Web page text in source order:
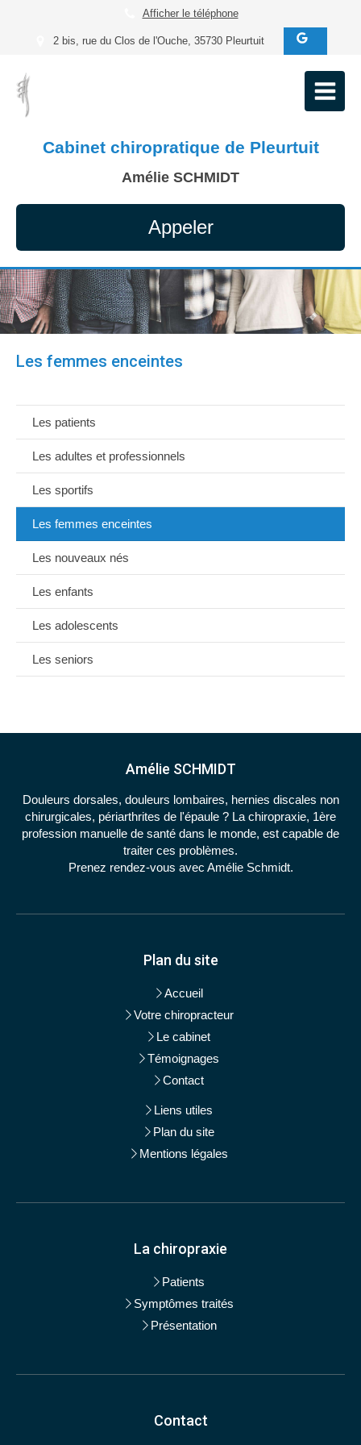
Afficher le téléphone
2 bis, rue du Clos de l'Ouche, 35730 Pleurtuit
Cabinet chiropratique de Pleurtuit
Amélie SCHMIDT
Appeler
Les femmes enceintes
Les patients
Les adultes et professionnels
Les sportifs
Les femmes enceintes
Les nouveaux nés
Les enfants
Les adolescents
Les seniors
Amélie SCHMIDT
Douleurs dorsales, douleurs lombaires, hernies discales non
chirurgicales, périarthrites de l'épaule ? La chiropraxie, 1ère
profession manuelle de santé dans le monde, est capable de
traiter ces problèmes.
Prenez rendez-vous avec Amélie Schmidt.
Plan du site
Accueil
Votre chiropracteur
Le cabinet
Témoignages
Contact
Liens utiles
Plan du site
Mentions légales
La chiropraxie
Patients
Symptômes traités
Présentation
Contact